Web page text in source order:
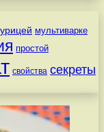
мультиварке
простой
свойства секреты